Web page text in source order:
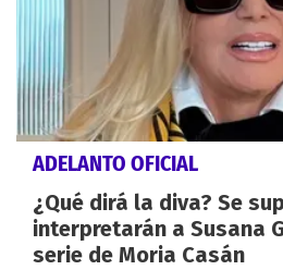
ADELANTO OFICIAL
¿Qué dirá la diva? Se
interpretarán a Susana
serie de Moria Casán